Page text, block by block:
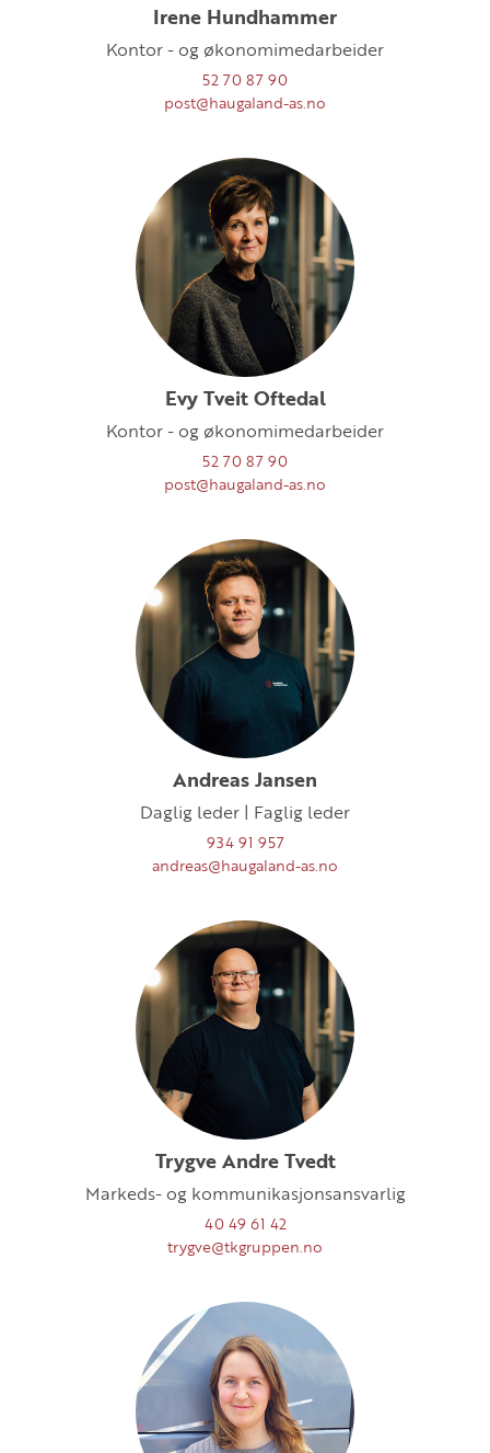
Irene Hundhammer
Kontor - og økonomimedarbeider
52 70 87 90
post@haugaland-as.no
Evy Tveit Oftedal
Kontor - og økonomimedarbeider
52 70 87 90
post@haugaland-as.no
Andreas Jansen
Daglig leder | Faglig leder
934 91 957
andreas@haugaland-as.no
Trygve Andre Tvedt
Markeds- og kommunikasjonsansvarlig
40 49 61 42
trygve@tkgruppen.no